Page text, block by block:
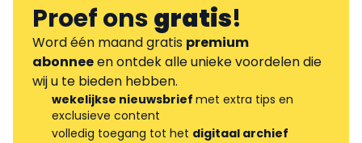
Proef onsgratis!
Word één maand gratis premium
abonneeen ontdek alle unieke voordelen die
wij u te bieden hebben.
wekelijkse nieuwsbrief met extra tips en
exclusieve content
volledig toegang tot het digitaal archief